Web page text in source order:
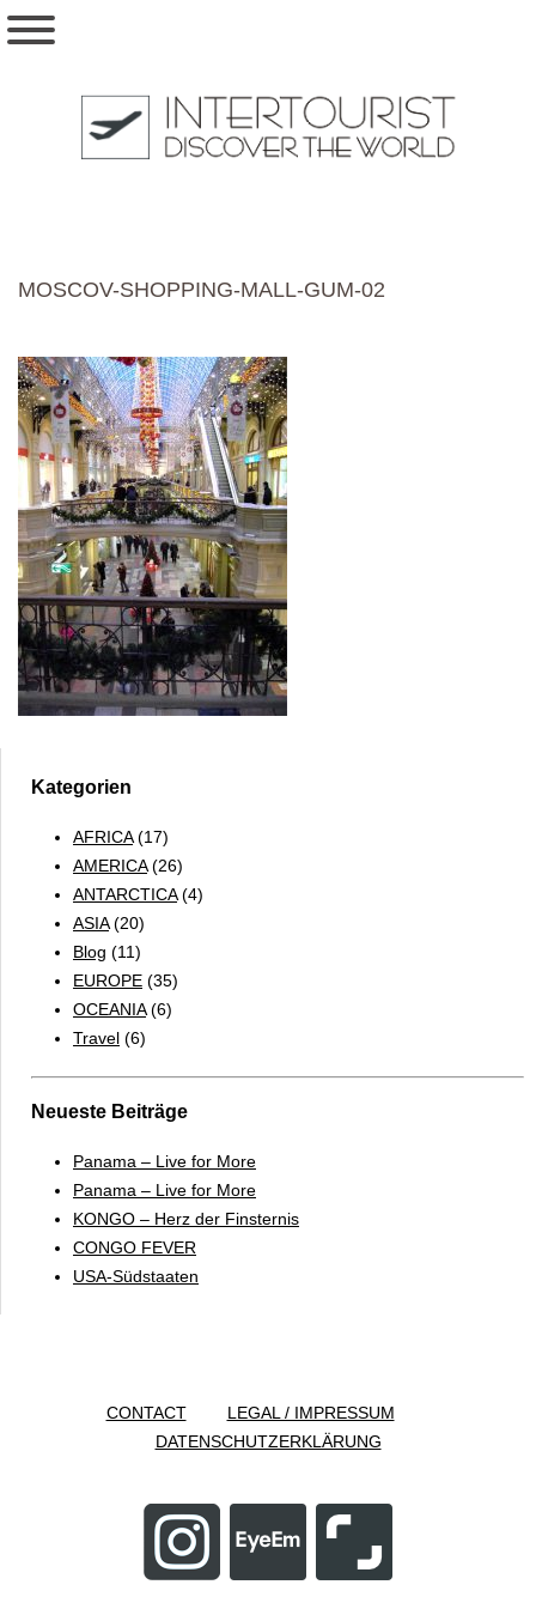
MOSCOV-SHOPPING-MALL-GUM-02
Kategorien
AFRICA(17)
AMERICA(26)
ANTARCTICA(4)
ASIA(20)
Blog (11)
EUROPE (35)
OCEANIA(6)
Travel (6)
Neueste Beiträge
Panama – Live for More
Panama – Live for More
KONGO – Herz der Finsternis
CONGO FEVER
USA-Südstaaten
CONTACT
LEGAL / IMPRESSUM
DATENSCHUTZERKLÄRUNG